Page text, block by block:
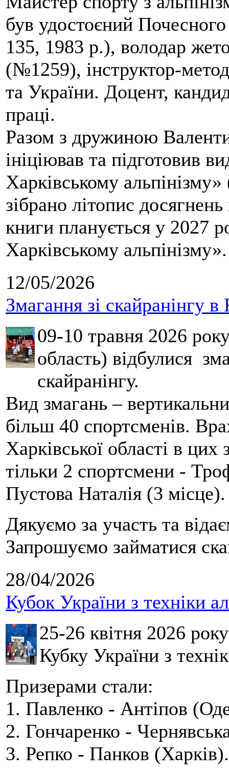
був удостоєний
135, 1983 р.), володар
(№1259), інструктор-
та України. Доцент,
праці.
Разом з дружиною
ініціював та підготовив
Харківському
зібрано літопис
книги планується у 2027
Харківському альпінізму».
12/05/2026
Змагання зі скайранінгу в
09-10 травня 2026
область) відбулися
скайранінгу.
Вид змагань –
більш 40 спортсменів.
Харківської області в
тільки 2 спортсмени -
Пустова Наталія (3 місце).
Дякуємо за участь та
Запрошуємо займатися
28/04/2026
Кубок України з техніки
25-26 квітня 2026
Кубку України з
Призерами стали:
1. Павленко - Антіпов
2. Гончаренко -
3. Репко - Панков (Харків).